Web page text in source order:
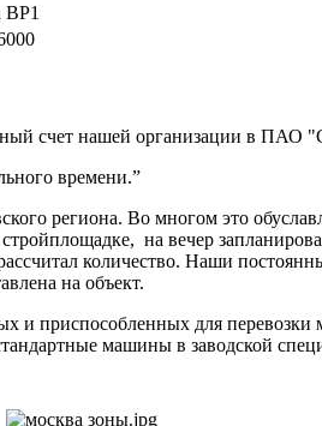
ВР1
счет нашей организации в ПАО
времени.”
региона. Во многом это
на вечер
рассчитал количество. Наши
на объект.
и приспособленных для
машины в заводской